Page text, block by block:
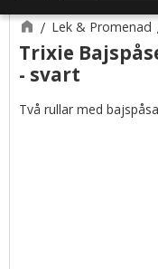
Lek & Promenad
Trixie
- svart
Två rullar med